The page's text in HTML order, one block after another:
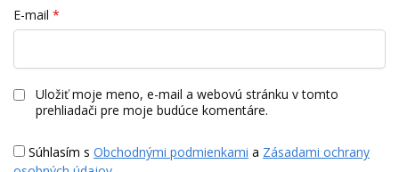
E-mail *
Uložiť moje meno, e-mail a webovú stránku v tomto
prehliadači pre moje budúce komentáre.
Súhlasím s Obchodnými podmienkami a Zásadami ochrany